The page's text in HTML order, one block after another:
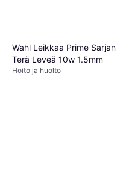
Wahl Leikkaa Prime Sarjan
Terä Leveä 10w 1.5mm
Hoito ja huolto